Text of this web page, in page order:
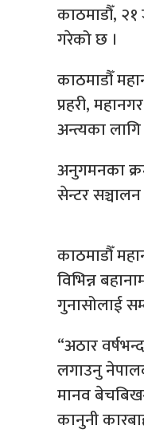
काठमाडौँ,
गरेको छ ।
काठमाडौँ
प्रहरी,
अन्त्यका
अनुगमनका
सेन्टर
काठमाडौँ
विभिन्न
गुनासोलाई
“अठार
लगाउनु
मानव
कानुनी